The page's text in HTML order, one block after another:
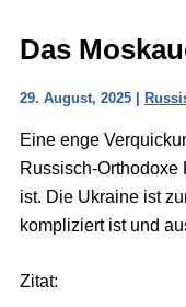
Das
29. August, 2025 |
Eine enge
Russisch-
ist. Die Ukraine ist
kompliziert ist und
Zitat: